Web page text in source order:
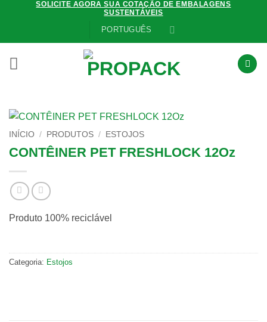
SOLICITE AGORA SUA COTAÇÃO DE EMBALAGENS
SUSTENTÁVEIS
PORTUGUÊS
INÍCIO / PRODUTOS / ESTOJOS
CONTÊINER PET FRESHLOCK 12Oz
Produto 100% reciclável
Categoria: Estojos